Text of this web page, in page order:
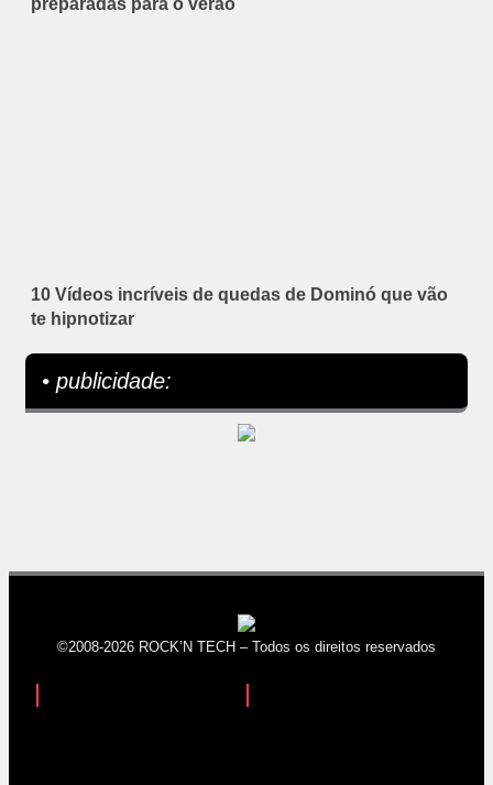
10 Vídeos incríveis de quedas de Dominó que vão
te hipnotizar
• publicidade:
©2008-2026 ROCK’N TECH – Todos os direitos reservados